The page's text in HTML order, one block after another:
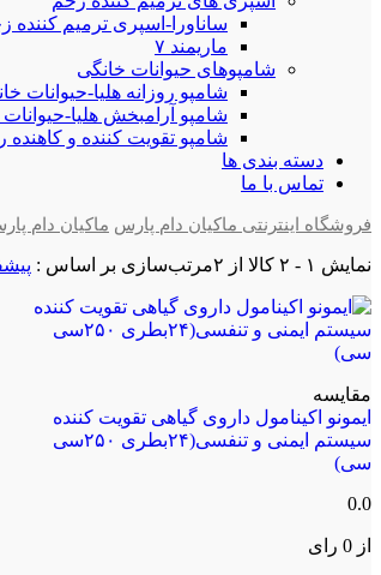
ساناورا-اسپری ترمیم کننده
ماریمند ۷
شامپوهای حیوانات خانگی
شامپو روزانه هلیا-حیوانات
شامپو آرامبخش هلیا-
شامپو تقویت کننده و
دسته بندی ها
تماس با ما
فروشگاه اینترنتی ماکیان دام پارس ماکیان دام
نمایش ۱ - ۲ کالا از ۲مرتب‌سازی بر اساس :
مقایسه
ایمونو اکینامول داروی گیاهی تقویت کننده
سیستم ایمنی و تنفسی(۲۴بطری ۲۵۰سی
سی)
0.0
از 0 رای